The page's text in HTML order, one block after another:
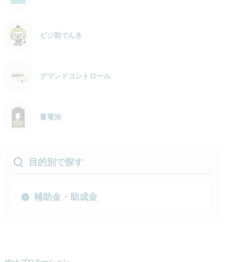
ビジ助でんき
デマンドコントロール
蓄電池
目的別で探す
補助金・助成金